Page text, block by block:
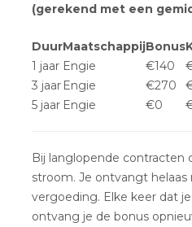
(gerekend met een
DuurMaatschappijBonus
1 jaar Engie €140
3 jaar Engie €270
5 jaar Engie €0
Bij langlopende contracten
stroom. Je ontvangt
vergoeding. Elke keer dat
ontvang je de bonus